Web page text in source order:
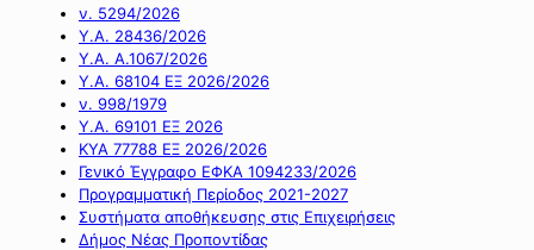
ν. 5294/2026
Υ.Α. 28436/2026
Υ.Α. Α.1067/2026
Υ.Α. 68104 ΕΞ 2026/2026
ν. 998/1979
Υ.Α. 69101 ΕΞ 2026
ΚΥΑ 77788 ΕΞ 2026/2026
Γενικό Έγγραφο ΕΦΚΑ 1094233/2026
Προγραμματική Περίοδος 2021-2027
Συστήματα αποθήκευσης στις Επιχειρήσεις
Δήμος Νέας Προποντίδας